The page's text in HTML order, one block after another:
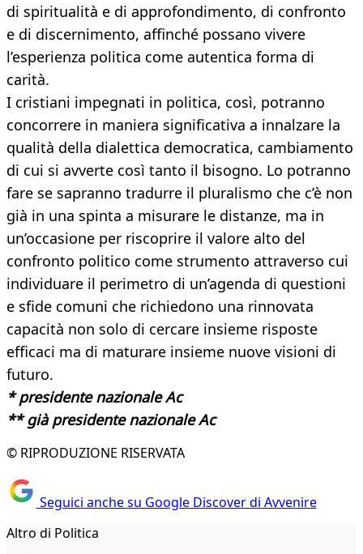
di spiritualità e di approfondimento, di confronto
e di discernimento, affinché possano vivere
l’esperienza politica come autentica forma di
carità.
I cristiani impegnati in politica, così, potranno
concorrere in maniera significativa a innalzare la
qualità della dialettica democratica, cambiamento
di cui si avverte così tanto il bisogno. Lo potranno
fare se sapranno tradurre il pluralismo che c’è non
già in una spinta a misurare le distanze, ma in
un’occasione per riscoprire il valore alto del
confronto politico come strumento attraverso cui
individuare il perimetro di un’agenda di questioni
e sfide comuni che richiedono una rinnovata
capacità non solo di cercare insieme risposte
efficaci ma di maturare insieme nuove visioni di
futuro.
* presidente nazionale Ac
** già presidente nazionale Ac
© RIPRODUZIONE RISERVATA
Seguici anche su Google Discover di Avvenire
Altro di Politica